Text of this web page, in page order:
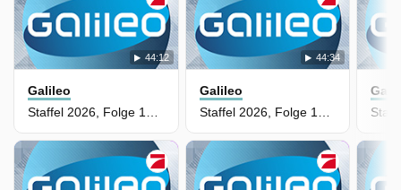
44:12
Galileo
Staffel 2026, Folge 108 - Das Millionen-Geheimnis: Wie Spielerberater wirklich kassieren
44:34
Galileo
Staffel 2026, Folge 107 - Zwischen Tränen und Triumph: So wird man Spezialpolizist